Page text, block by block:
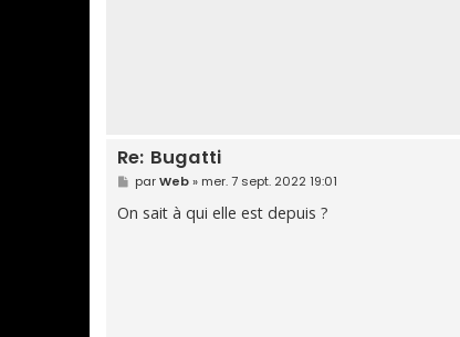
Re: Bugatti
M
e
s
s
parWeb» mer. 7 sept. 2022 19:01
On sait à qui elle est depuis ?